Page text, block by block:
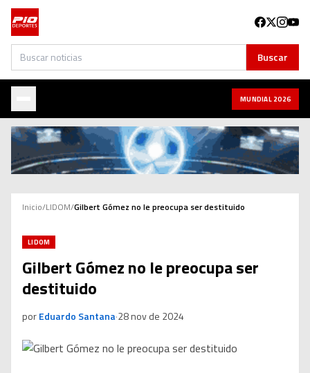
Buscar Buscar
MUNDIAL 2026
Inicio/LIDOM/Gilbert Gómez no le preocupa ser destituido
LIDOM
Gilbert Gómez no le preocupa ser
destituido
porEduardo Santana·28 nov de 2024